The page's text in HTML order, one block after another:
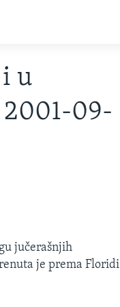
u
09-
jučerašnjih
je prema Floridi